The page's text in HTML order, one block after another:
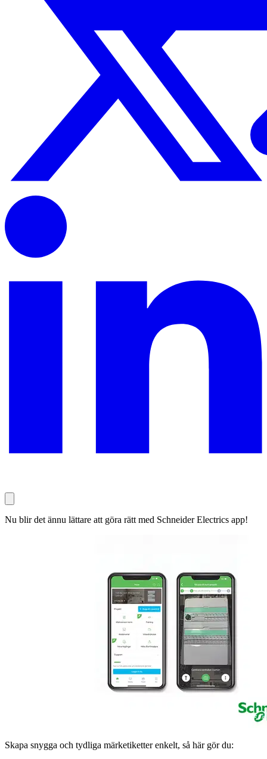
Nu blir det ännu lättare att göra rätt med Schneider Electrics app!
Skapa snygga och tydliga märketiketter enkelt, så här gör du: